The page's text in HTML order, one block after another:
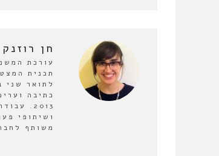
חן רוזנק
תכנית
לתואר שני
כתיבה
2013.
ושיתופי
משותף